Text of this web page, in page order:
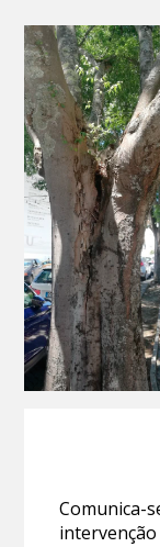
Comunica-